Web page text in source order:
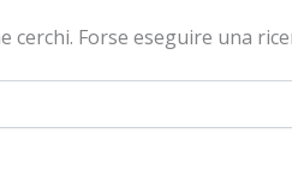
cerchi. Forse eseguire una